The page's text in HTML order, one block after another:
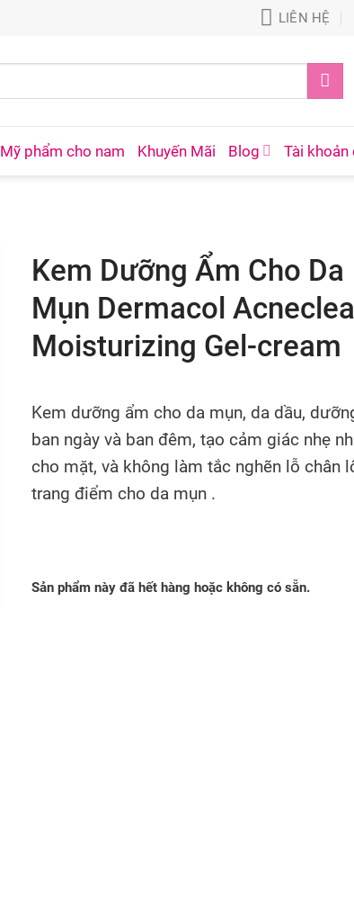
LIÊN HỆ
Mỹ phẩm cho nam Khuyến Mãi Blog Tài khoản
Kem Dưỡng Ẩm Cho Da
Mụn Dermacol
Moisturizing Gel-cream
Kem dưỡng ẩm cho da mụn, da dầu,
ban ngày và ban đêm, tạo cảm giác nhẹ
cho mặt, và không làm tắc nghẽn lỗ chân
trang điểm cho da mụn .
Sản phẩm này đã hết hàng hoặc không có sẵn.